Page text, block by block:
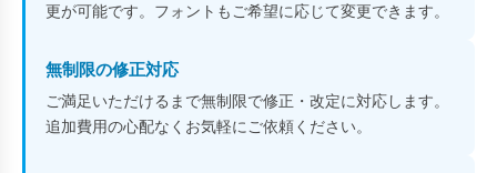
更が可能です。フォントもご希望に応じて変更できます。
無制限の修正対応
ご満足いただけるまで無制限で修正・改定に対応します。
追加費用の心配なくお気軽にご依頼ください。